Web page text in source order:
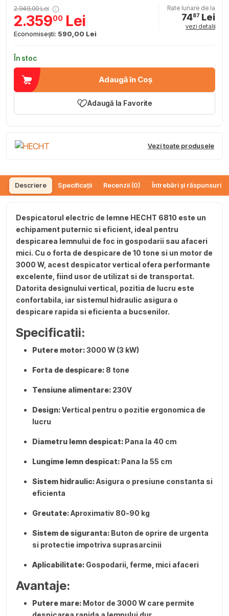
2.949,00 Lei
2.35900 Lei
Economisești: 590,00 Lei
Rate lunare de la
7487 Lei
vezi detalii
În stoc
Adaugă în Coș
Adaugă la Favorite
Vezi toate produsele
Descriere Specificații Recenzii (0) Întrebări și răspunsuri
Despicatorul electric de lemne HECHT 6810 este un
echipament puternic si eficient, ideal pentru
despicarea lemnului de foc in gospodarii sau afaceri
mici. Cu o forta de despicare de 10 tone si un motor de
3000 W, acest despicator vertical ofera performante
excelente, fiind usor de utilizat si de transportat.
Datorita designului vertical, pozitia de lucru este
confortabila, iar sistemul hidraulic asigura o
despicare rapida si eficienta a bucsenilor.
Specificatii:
Putere motor:3000 W (3 kW)
Forta de despicare: 8 tone
Tensiune alimentare: 230V
Design:Vertical pentru o pozitie ergonomica de
lucru
Diametru lemn despicat: Pana la 40 cm
Lungime lemn despicat: Pana la 55 cm
Sistem hidraulic:Asigura o presiune constanta si
eficienta
Greutate:Aproximativ 80-90 kg
Sistem de siguranta: Buton de oprire de urgenta
si protectie impotriva suprasarcinii
Aplicabilitate: Gospodarii, ferme, mici afaceri
Avantaje:
Putere mare: Motor de 3000 W care permite